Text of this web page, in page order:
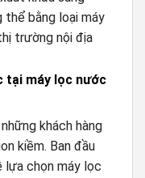
thể bằng loại máy
trường nội địa
tại máy lọc nước
khách hàng
kiềm. Ban đầu
lựa chọn máy lọc